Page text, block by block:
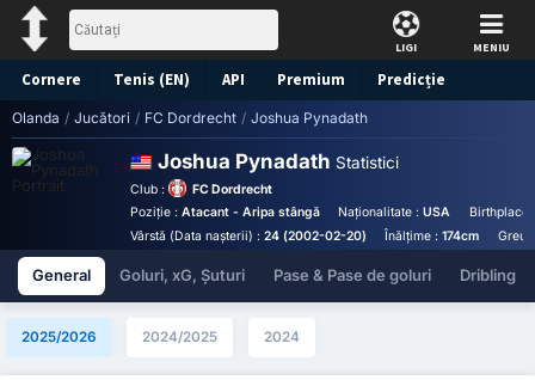
LIGI MENIU
Cornere Tenis (EN) API Premium Predicție
Olanda / Jucători / FC Dordrecht / Joshua Pynadath
Joshua Pynadath Statistici
Club :
FC Dordrecht
Poziție : Atacant - Aripa stângă Naționalitate :USA
Birthplace
Vârstă (Data nașterii) : 24 (2002-02-20) Înălțime :174cm
General Goluri, xG, Șuturi Pase & Pase de goluri Dribling
2025/2026 2024/2025 2024